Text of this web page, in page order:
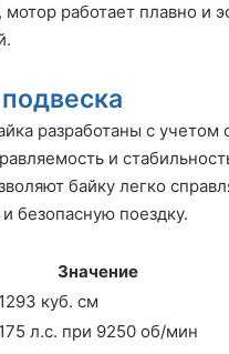
работает плавно и
разработаны с
и
байку легко
безопасную поездку.
Значение
1293 куб. см
175 л.с. при 9250 об/мин